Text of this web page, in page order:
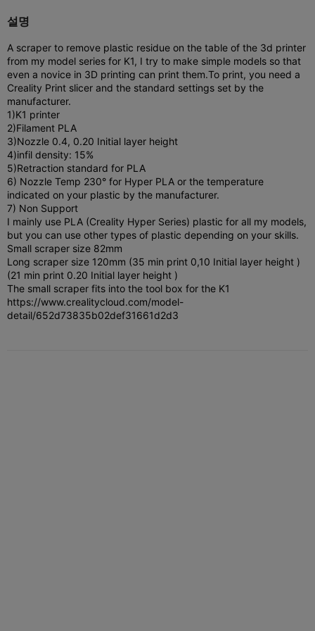
설명
A scraper to remove plastic residue on the table of the 3d printer
from my model series for K1, I try to make simple models so that
even a novice in 3D printing can print them.To print, you need a
Creality Print slicer and the standard settings set by the
manufacturer.
1)K1 printer
2)Filament PLA
3)Nozzle 0.4, 0.20 Initial layer height
4)infil density: 15%
5)Retraction standard for PLA
6) Nozzle Temp 230° for Hyper PLA or the temperature
indicated on your plastic by the manufacturer.
7) Non Support
I mainly use PLA (Creality Hyper Series) plastic for all my models,
but you can use other types of plastic depending on your skills.
Small scraper size 82mm
Long scraper size 120mm (35 min print 0,10 Initial layer height )
(21 min print 0.20 Initial layer height )
The small scraper fits into the tool box for the K1
https://www.crealitycloud.com/model-
detail/652d73835b02def31661d2d3